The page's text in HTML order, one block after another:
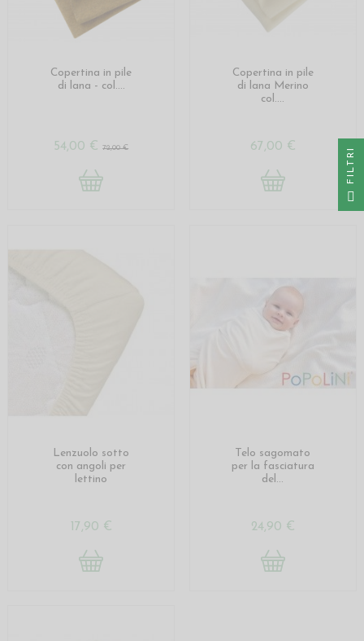
Copertina in pile
di lana - col....
54,00 €72,00 €
Copertina in pile
di lana Merino
col....
67,00 €
Lenzuolo sotto
con angoli per
lettino
17,90 €
Telo sagomato
per la fasciatura
del...
24,90 €
I